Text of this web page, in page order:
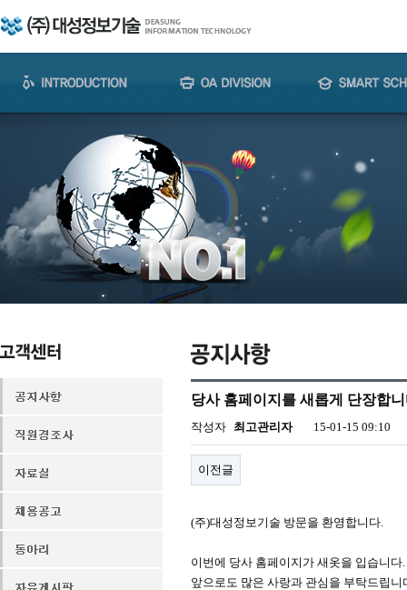
당사 홈페이지를 새롭게 단장합
작성자 최고관리자 15-01-15 09:10
이전글
(주)대성정보기술 방문을 환영합니다.
이번에 당사 홈페이지가 새옷을 입습니다.
앞으로도 많은 사랑과 관심을 부탁드립니